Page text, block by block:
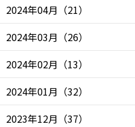
2024年04月 （21）
2024年03月 （26）
2024年02月 （13）
2024年01月 （32）
2023年12月 （37）